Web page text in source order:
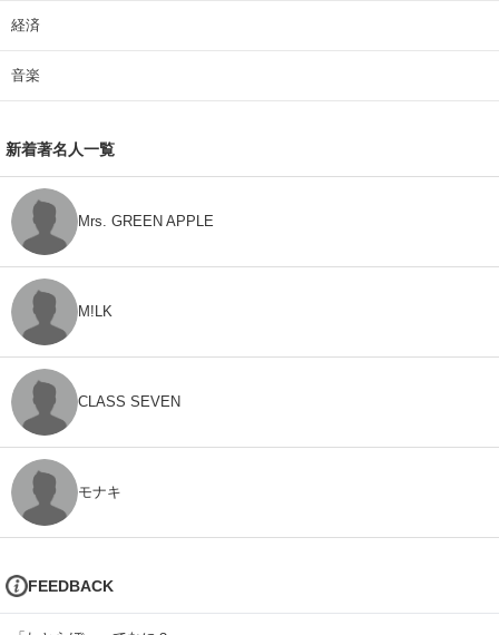
経済
音楽
新着著名人一覧
Mrs. GREEN APPLE
M!LK
CLASS SEVEN
モナキ
FEEDBACK